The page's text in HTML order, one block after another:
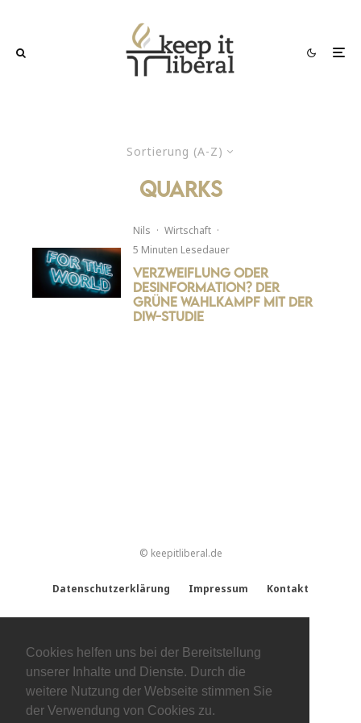
Cookies helfen uns bei der Bereitstellung
unserer Inhalte und Dienste. Durch die
weitere Nutzung der Webseite stimmen Sie
der Verwendung von Cookies zu.
Sortierung (A-Z)
quarks
Nils · Wirtschaft ·
5 Minuten Lesedauer
Verzweiflung oder
Desinformation? Der
grüne Wahlkampf mit der
DIW-Studie
© keepitliberal.de
Datenschutzerklärung Impressum Kontakt